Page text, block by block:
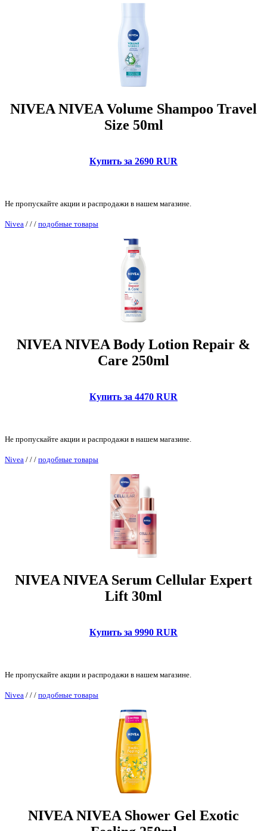
NIVEA NIVEA Volume Shampoo Travel
Size 50ml
Купить за 2690 RUR
Не пропускайте акции и распродажи в нашем магазине.
Nivea / / / подобные товары
NIVEA NIVEA Body Lotion Repair &
Care 250ml
Купить за 4470 RUR
Не пропускайте акции и распродажи в нашем магазине.
Nivea / / / подобные товары
NIVEA NIVEA Serum Cellular Expert
Lift 30ml
Купить за 9990 RUR
Не пропускайте акции и распродажи в нашем магазине.
Nivea / / / подобные товары
NIVEA NIVEA Shower Gel Exotic